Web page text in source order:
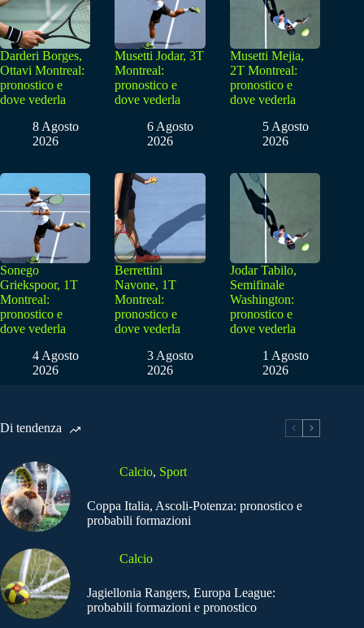
Darderi Borges,
Ottavi Montreal:
pronostico e
dove vederla
8 Agosto
2026
Musetti Jodar, 3T
Montreal:
pronostico e
dove vederla
6 Agosto
2026
Musetti Mejia,
2T Montreal:
pronostico e
dove vederla
5 Agosto
2026
Sonego
Griekspoor, 1T
Montreal:
pronostico e
dove vederla
4 Agosto
2026
Berrettini
Navone, 1T
Montreal:
pronostico e
dove vederla
3 Agosto
2026
Jodar Tabilo,
Semifinale
Washington:
pronostico e
dove vederla
1 Agosto
2026
Di tendenza
Calcio, Sport
Coppa Italia, Ascoli-Potenza: pronostico e
probabili formazioni
Calcio
Jagiellonia Rangers, Europa League:
probabili formazioni e pronostico